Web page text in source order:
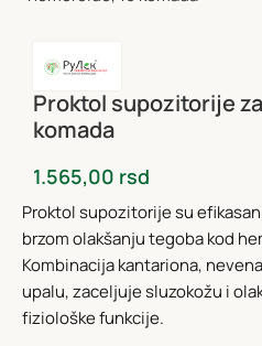
Proktol supozitorije
komada
1.565,00 rsd
Proktol supozitorije su
brzom olakšanju tegoba kod
Kombinacija kantariona,
upalu, zaceljuje sluzokožu i
fiziološke funkcije.